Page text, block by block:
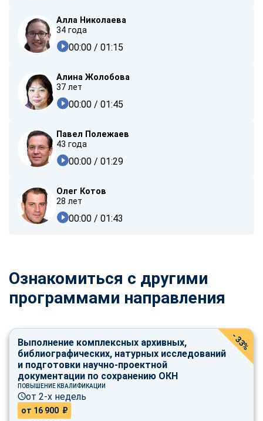
Алла Николаева
34 года
00:00 / 01:15
Алина Жолобова
37 лет
00:00 / 01:45
Павел Полежаев
43 года
00:00 / 01:29
Олег Котов
28 лет
00:00 / 01:43
Ознакомиться с другими
программами направления
Выполнение комплексных архивных,
библиографических, натурных исследований
и подготовки научно-проектной
документации по сохранению ОКН
ПОВЫШЕНИЕ КВАЛИФИКАЦИИ
от 2-х недель
от 16 900 ₽
- 33%